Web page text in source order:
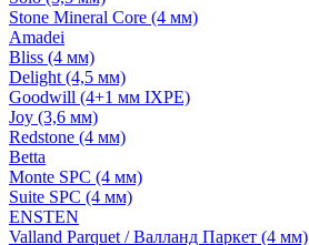
Stone Mineral Core (4 мм)
Amadei
Bliss (4 мм)
Delight (4,5 мм)
Goodwill (4+1 мм IXPE)
Joy (3,6 мм)
Redstone (4 мм)
Betta
Monte SPC (4 мм)
Suite SPC (4 мм)
ENSTEN
Valland Parquet / Валланд Паркет (4 мм)